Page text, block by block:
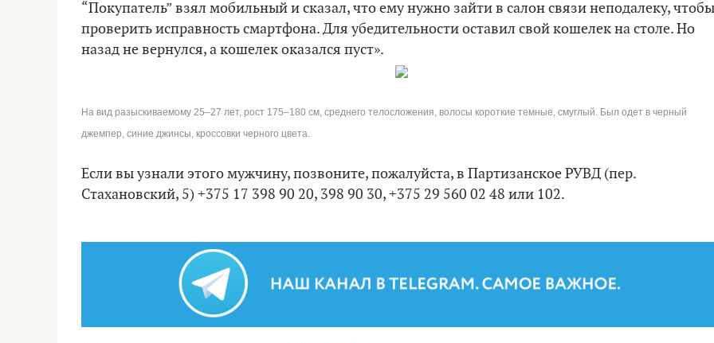
“Покупатель” взял мобильный и сказал, что ему нужно зайти в салон связи неподалеку, чтобы
проверить исправность смартфона. Для убедительности оставил свой кошелек на столе. Но
назад не вернулся, а кошелек оказался пуст».
На вид разыскиваемому 25–27 лет, рост 175–180 см, среднего телосложения, волосы короткие темные, смуглый. Был одет в черный
джемпер, синие джинсы, кроссовки черного цвета.
Если вы узнали этого мужчину, позвоните, пожалуйста, в Партизанское РУВД (пер.
Стахановский, 5) +375 17 398 90 20, 398 90 30, +375 29 560 02 48 или 102.